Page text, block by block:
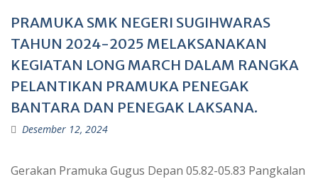
PRAMUKA SMK NEGERI SUGIHWARAS
TAHUN 2024-2025 MELAKSANAKAN
KEGIATAN LONG MARCH DALAM RANGKA
PELANTIKAN PRAMUKA PENEGAK
BANTARA DAN PENEGAK LAKSANA.
Desember 12, 2024
Gerakan Pramuka Gugus Depan 05.82-05.83 Pangkalan